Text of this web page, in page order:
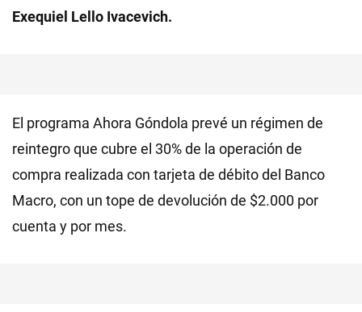
Exequiel Lello Ivacevich.
El programa Ahora Góndola prevé un régimen de
reintegro que cubre el 30% de la operación de
compra realizada con tarjeta de débito del Banco
Macro, con un tope de devolución de $2.000 por
cuenta y por mes.